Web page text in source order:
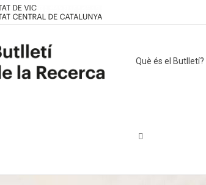
Què és el Butlletí?